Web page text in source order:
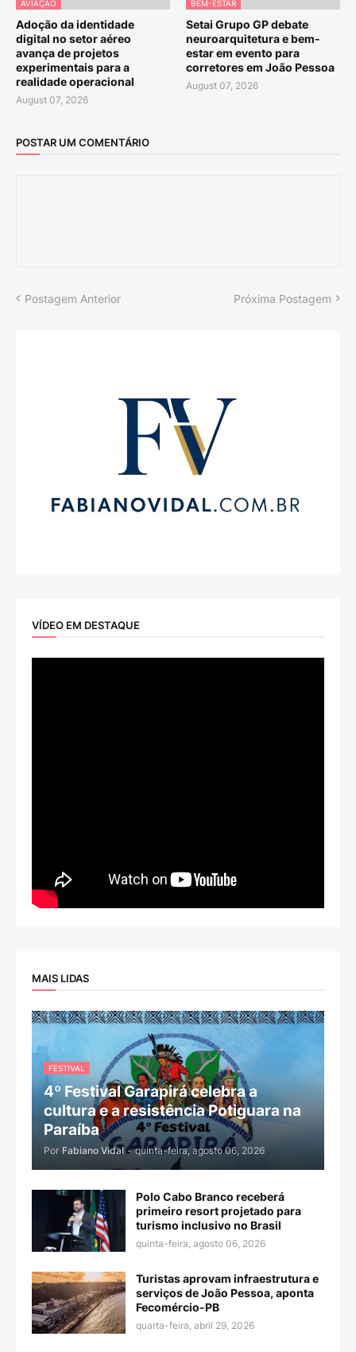
AVIAÇÃO
Adoção da identidade
digital no setor aéreo
avança de projetos
experimentais para a
realidade operacional
August 07, 2026
BEM-ESTAR
Setai Grupo GP debate
neuroarquitetura e bem-
estar em evento para
corretores em João Pessoa
August 07, 2026
POSTAR UM COMENTÁRIO
Postagem Anterior Próxima Postagem
VÍDEO EM DESTAQUE
MAIS LIDAS
FESTIVAL
4º Festival Garapirá celebra a
cultura e a resistência Potiguara na
Paraíba
Por Fabiano Vidal - quinta-feira, agosto 06, 2026
Polo Cabo Branco receberá
primeiro resort projetado para
turismo inclusivo no Brasil
quinta-feira, agosto 06, 2026
Turistas aprovam infraestrutura e
serviços de João Pessoa, aponta
Fecomércio-PB
quarta-feira, abril 29, 2026